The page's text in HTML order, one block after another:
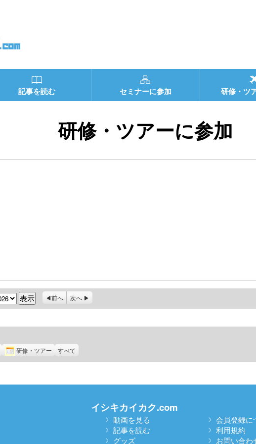
記事を読む セミナーに参加 研修・ツ
研修・ツアーに参加
前へ 次へ
研修・ツアー すべて
イシキカイカク.com
動画を見る
記事を読む
グッズ
会員登録に
利用規約
お問い合わ